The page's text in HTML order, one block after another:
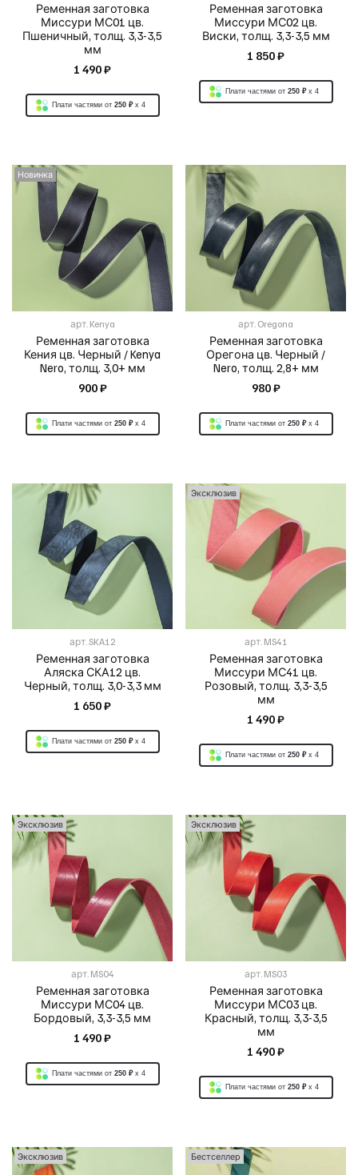
Ременная заготовка
Миссури МС01 цв.
Пшеничный, толщ. 3,3-3,5
мм
1 490 ₽
Плати частями от 250 ₽ x 4
Ременная заготовка
Миссури МС02 цв.
Виски, толщ. 3,3-3,5 мм
1 850 ₽
Плати частями от 250 ₽ x 4
Новинка
арт. Kenya
Ременная заготовка
Кения цв. Черный / Kenya
Nero, толщ. 3,0+ мм
900 ₽
Плати частями от 250 ₽ x 4
арт. Oregona
Ременная заготовка
Орегона цв. Черный /
Nero, толщ. 2,8+ мм
980 ₽
Плати частями от 250 ₽ x 4
арт.SKA12
Ременная заготовка
Аляска СКА12 цв.
Черный, толщ. 3,0-3,3 мм
1 650 ₽
Плати частями от 250 ₽ x 4
Эксклюзив
арт. MS41
Ременная заготовка
Миссури МС41 цв.
Розовый, толщ. 3,3-3,5
мм
1 490 ₽
Плати частями от 250 ₽ x 4
Эксклюзив
арт. MS04
Ременная заготовка
Миссури МС04 цв.
Бордовый, 3,3-3,5 мм
1 490 ₽
Плати частями от 250 ₽ x 4
Эксклюзив
арт. MS03
Ременная заготовка
Миссури МС03 цв.
Красный, толщ. 3,3-3,5
мм
1 490 ₽
Плати частями от 250 ₽ x 4
Эксклюзив Бестселлер